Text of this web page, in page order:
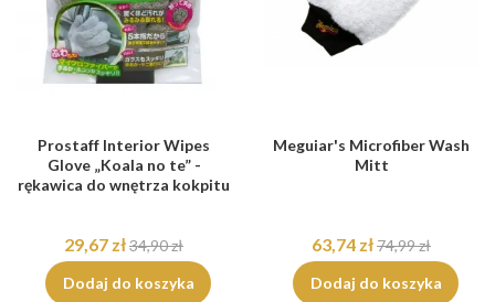
Prostaff Interior Wipes
Glove „Koala no te” -
rękawica do wnętrza kokpitu
29,67 zł34,90 zł
Dodaj do koszyka
Meguiar's Microfiber Wash
Mitt
63,74 zł74,99 zł
Dodaj do koszyka